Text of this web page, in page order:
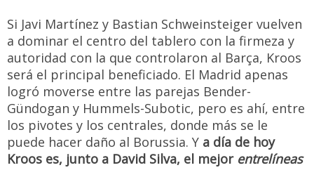
Si Javi Martínez y Bastian Schweinsteiger vuelven
a dominar el centro del tablero con la firmeza y
autoridad con la que controlaron al Barça, Kroos
será el principal beneficiado. El Madrid apenas
logró moverse entre las parejas Bender-
Gündogan y Hummels-Subotic, pero es ahí, entre
los pivotes y los centrales, donde más se le
puede hacer daño al Borussia. Y a día de hoy
Kroos es, junto a David Silva, el mejor entrelíneas